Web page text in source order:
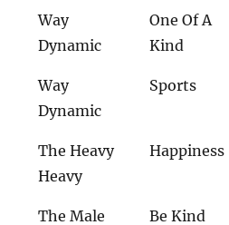
Way
Dynamic
One Of A
Kind
Way
Dynamic
Sports
The Heavy
Heavy
Happiness
The Male
Be Kind